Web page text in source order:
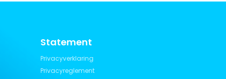
Statement
Privacyverklaring
Privacyreglement